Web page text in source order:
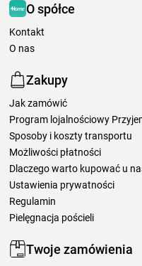
O spółce
Kontakt
O nas
Zakupy
Jak zamówić
Program lojalnościowy
Sposoby i koszty transportu
Możliwości płatności
Dlaczego warto kupować u
Ustawienia prywatności
Regulamin
Pielęgnacja pościeli
Twoje zamówienia